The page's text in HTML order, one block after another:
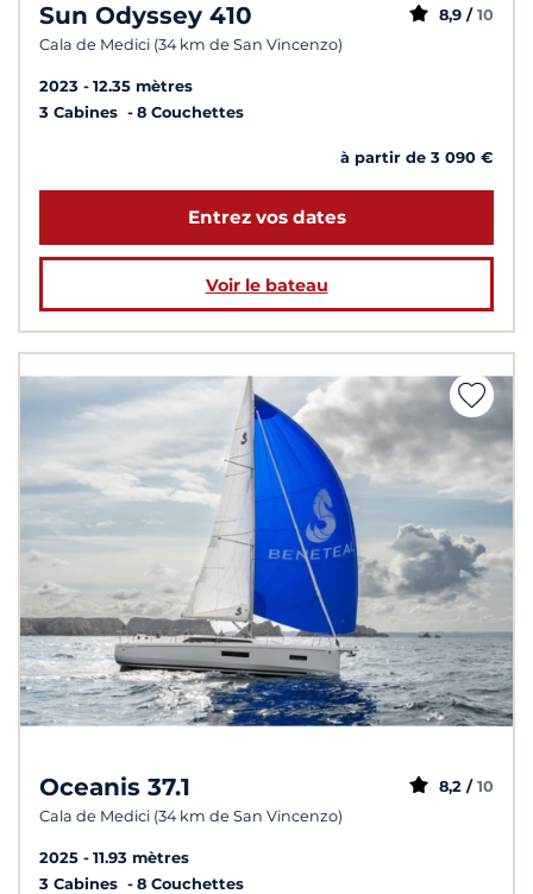
Sun Odyssey 410
Cala de Medici (34 km de San Vincenzo)
8,9 / 10
2023
12.35 mètres
3 Cabines
8 Couchettes
à partir de 3 090 €
Entrez vos dates
Voir le bateau
Oceanis 37.1
Cala de Medici (34 km de San Vincenzo)
8,2 / 10
2025
11.93 mètres
3 Cabines
8 Couchettes